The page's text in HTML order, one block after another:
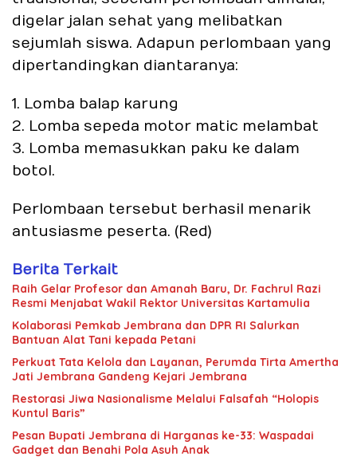
digelar jalan sehat yang melibatkan
sejumlah siswa. Adapun perlombaan yang
dipertandingkan diantaranya:
1. Lomba balap karung
2. Lomba sepeda motor matic melambat
3. Lomba memasukkan paku ke dalam
botol.
Perlombaan tersebut berhasil menarik
antusiasme peserta. (Red)
Berita Terkait
Raih Gelar Profesor dan Amanah Baru, Dr. Fachrul Razi
Resmi Menjabat Wakil Rektor Universitas Kartamulia
Kolaborasi Pemkab Jembrana dan DPR RI Salurkan
Bantuan Alat Tani kepada Petani
Perkuat Tata Kelola dan Layanan, Perumda Tirta Amertha
Jati Jembrana Gandeng Kejari Jembrana
Restorasi Jiwa Nasionalisme Melalui Falsafah “Holopis
Kuntul Baris”
Pesan Bupati Jembrana di Harganas ke-33: Waspadai
Gadget dan Benahi Pola Asuh Anak